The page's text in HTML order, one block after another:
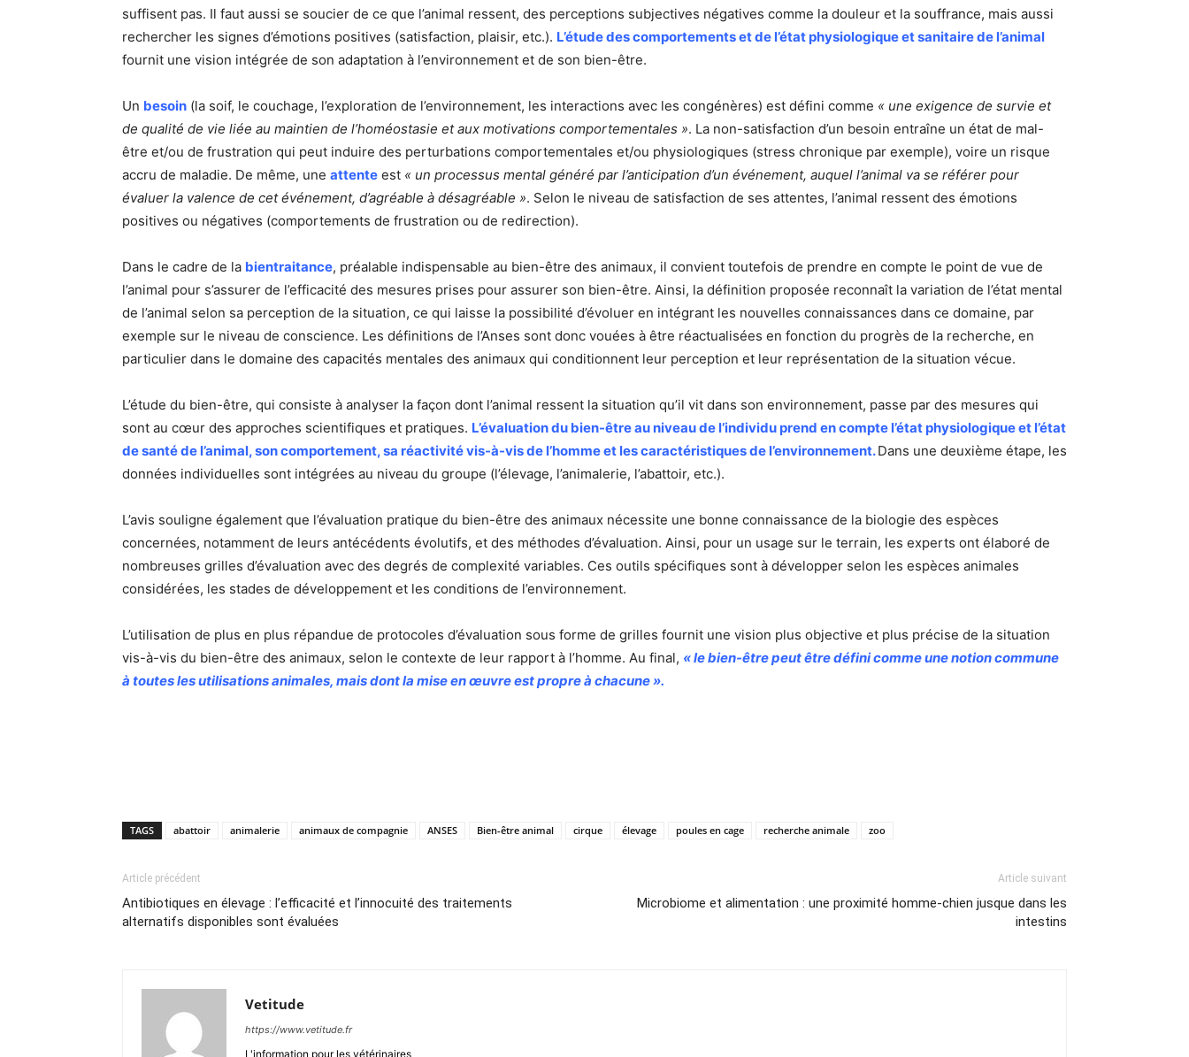
suffisent pas. Il faut aussi se soucier de ce que l’animal ressent, des perceptions subjectives négatives comme la douleur et la souffrance, mais aussi
rechercher les signes d’émotions positives (satisfaction, plaisir, etc.). L’étude des comportements et de l’état physiologique et sanitaire de l’animal
fournit une vision intégrée de son adaptation à l’environnement et de son bien-être.
Un besoin (la soif, le couchage, l’exploration de l’environnement, les interactions avec les congénères) est défini comme « une exigence de survie et
de qualité de vie liée au maintien de l’homéostasie et aux motivations comportementales ». La non-satisfaction d’un besoin entraîne un état de mal-
être et/ou de frustration qui peut induire des perturbations comportementales et/ou physiologiques (stress chronique par exemple), voire un risque
accru de maladie. De même, une attente est « un processus mental généré par l’anticipation d’un événement, auquel l’animal va se référer pour
évaluer la valence de cet événement, d’agréable à désagréable ». Selon le niveau de satisfaction de ses attentes, l’animal ressent des émotions
positives ou négatives (comportements de frustration ou de redirection).
Dans le cadre de la bientraitance, préalable indispensable au bien-être des animaux, il convient toutefois de prendre en compte le point de vue de
l’animal pour s’assurer de l’efficacité des mesures prises pour assurer son bien-être. Ainsi, la définition proposée reconnaît la variation de l’état mental
de l’animal selon sa perception de la situation, ce qui laisse la possibilité d’évoluer en intégrant les nouvelles connaissances dans ce domaine, par
exemple sur le niveau de conscience. Les définitions de l’Anses sont donc vouées à être réactualisées en fonction du progrès de la recherche, en
particulier dans le domaine des capacités mentales des animaux qui conditionnent leur perception et leur représentation de la situation vécue.
L’étude du bien-être, qui consiste à analyser la façon dont l’animal ressent la situation qu’il vit dans son environnement, passe par des mesures qui
sont au cœur des approches scientifiques et pratiques. L’évaluation du bien-être au niveau de l’individu prend en compte l’état physiologique et l’état
de santé de l’animal, son comportement, sa réactivité vis-à-vis de l’homme et les caractéristiques de l’environnement. Dans une deuxième étape, les
données individuelles sont intégrées au niveau du groupe (l’élevage, l’animalerie, l’abattoir, etc.).
L’avis souligne également que l’évaluation pratique du bien-être des animaux nécessite une bonne connaissance de la biologie des espèces
concernées, notamment de leurs antécédents évolutifs, et des méthodes d’évaluation. Ainsi, pour un usage sur le terrain, les experts ont élaboré de
nombreuses grilles d’évaluation avec des degrés de complexité variables. Ces outils spécifiques sont à développer selon les espèces animales
considérées, les stades de développement et les conditions de l’environnement.
L’utilisation de plus en plus répandue de protocoles d’évaluation sous forme de grilles fournit une vision plus objective et plus précise de la situation
vis-à-vis du bien-être des animaux, selon le contexte de leur rapport à l’homme. Au final, « le bien-être peut être défini comme une notion commune
à toutes les utilisations animales, mais dont la mise en œuvre est propre à chacune ».
TAGS abattoir animalerie animaux de compagnie ANSES Bien-être animal cirque élevage poules en cage recherche animale zoo
Article précédent
Antibiotiques en élevage : l’efficacité et l’innocuité des traitements
alternatifs disponibles sont évaluées
Article suivant
Microbiome et alimentation : une proximité homme-chien jusque dans les
intestins
Vetitude
https://www.vetitude.fr
L'information pour les vétérinaires